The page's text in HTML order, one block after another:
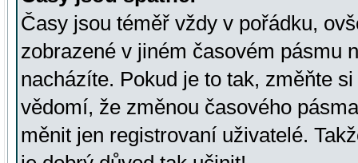
Časy jsou téměř vždy v pořádku,
zobrazené v jiném časovém pásmu
nacházíte. Pokud je to tak, změňte
vědomí, že změnou časového
měnit jen registrovaní uživatelé.